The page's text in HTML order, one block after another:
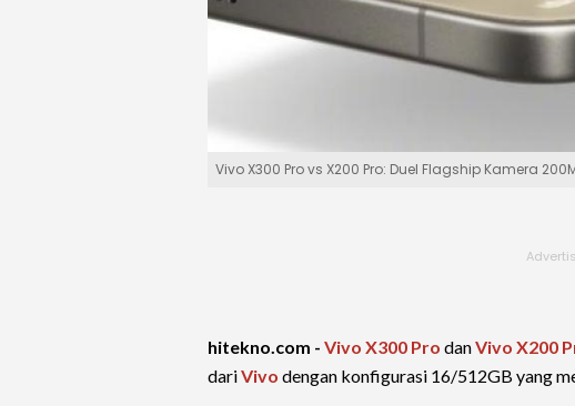
Vivo X300 Pro vs X200 Pro: Duel Flagship Kamera
hitekno.com - Vivo X300 Pro danVivo X200
dariVivo dengan konfigurasi 16/512GB yang